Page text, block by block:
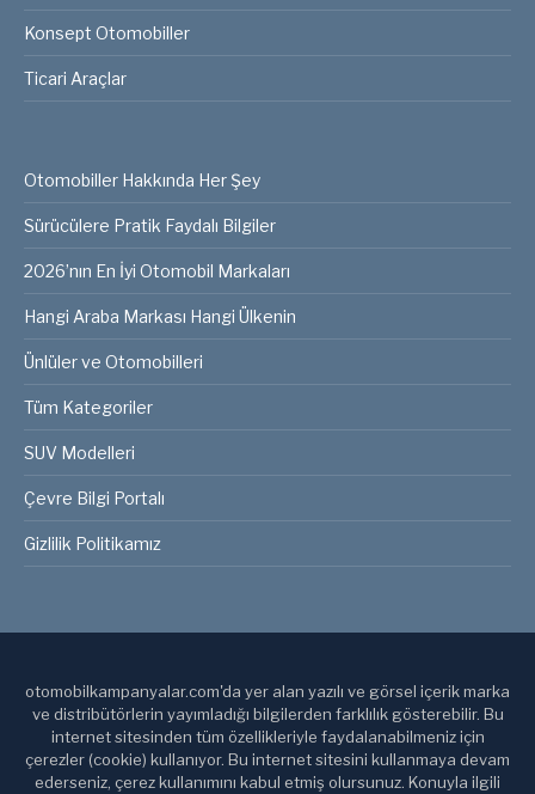
Konsept Otomobiller
Ticari Araçlar
Otomobiller Hakkında Her Şey
Sürücülere Pratik Faydalı Bilgiler
2026’nın En İyi Otomobil Markaları
Hangi Araba Markası Hangi Ülkenin
Ünlüler ve Otomobilleri
Tüm Kategoriler
SUV Modelleri
Çevre Bilgi Portalı
Gizlilik Politikamız
otomobilkampanyalar.com'da yer alan yazılı ve görsel içerik marka
ve distribütörlerin yayımladığı bilgilerden farklılık gösterebilir. Bu
internet sitesinden tüm özellikleriyle faydalanabilmeniz için
çerezler (cookie) kullanıyor. Bu internet sitesini kullanmaya devam
ederseniz, çerez kullanımını kabul etmiş olursunuz. Konuyla ilgili